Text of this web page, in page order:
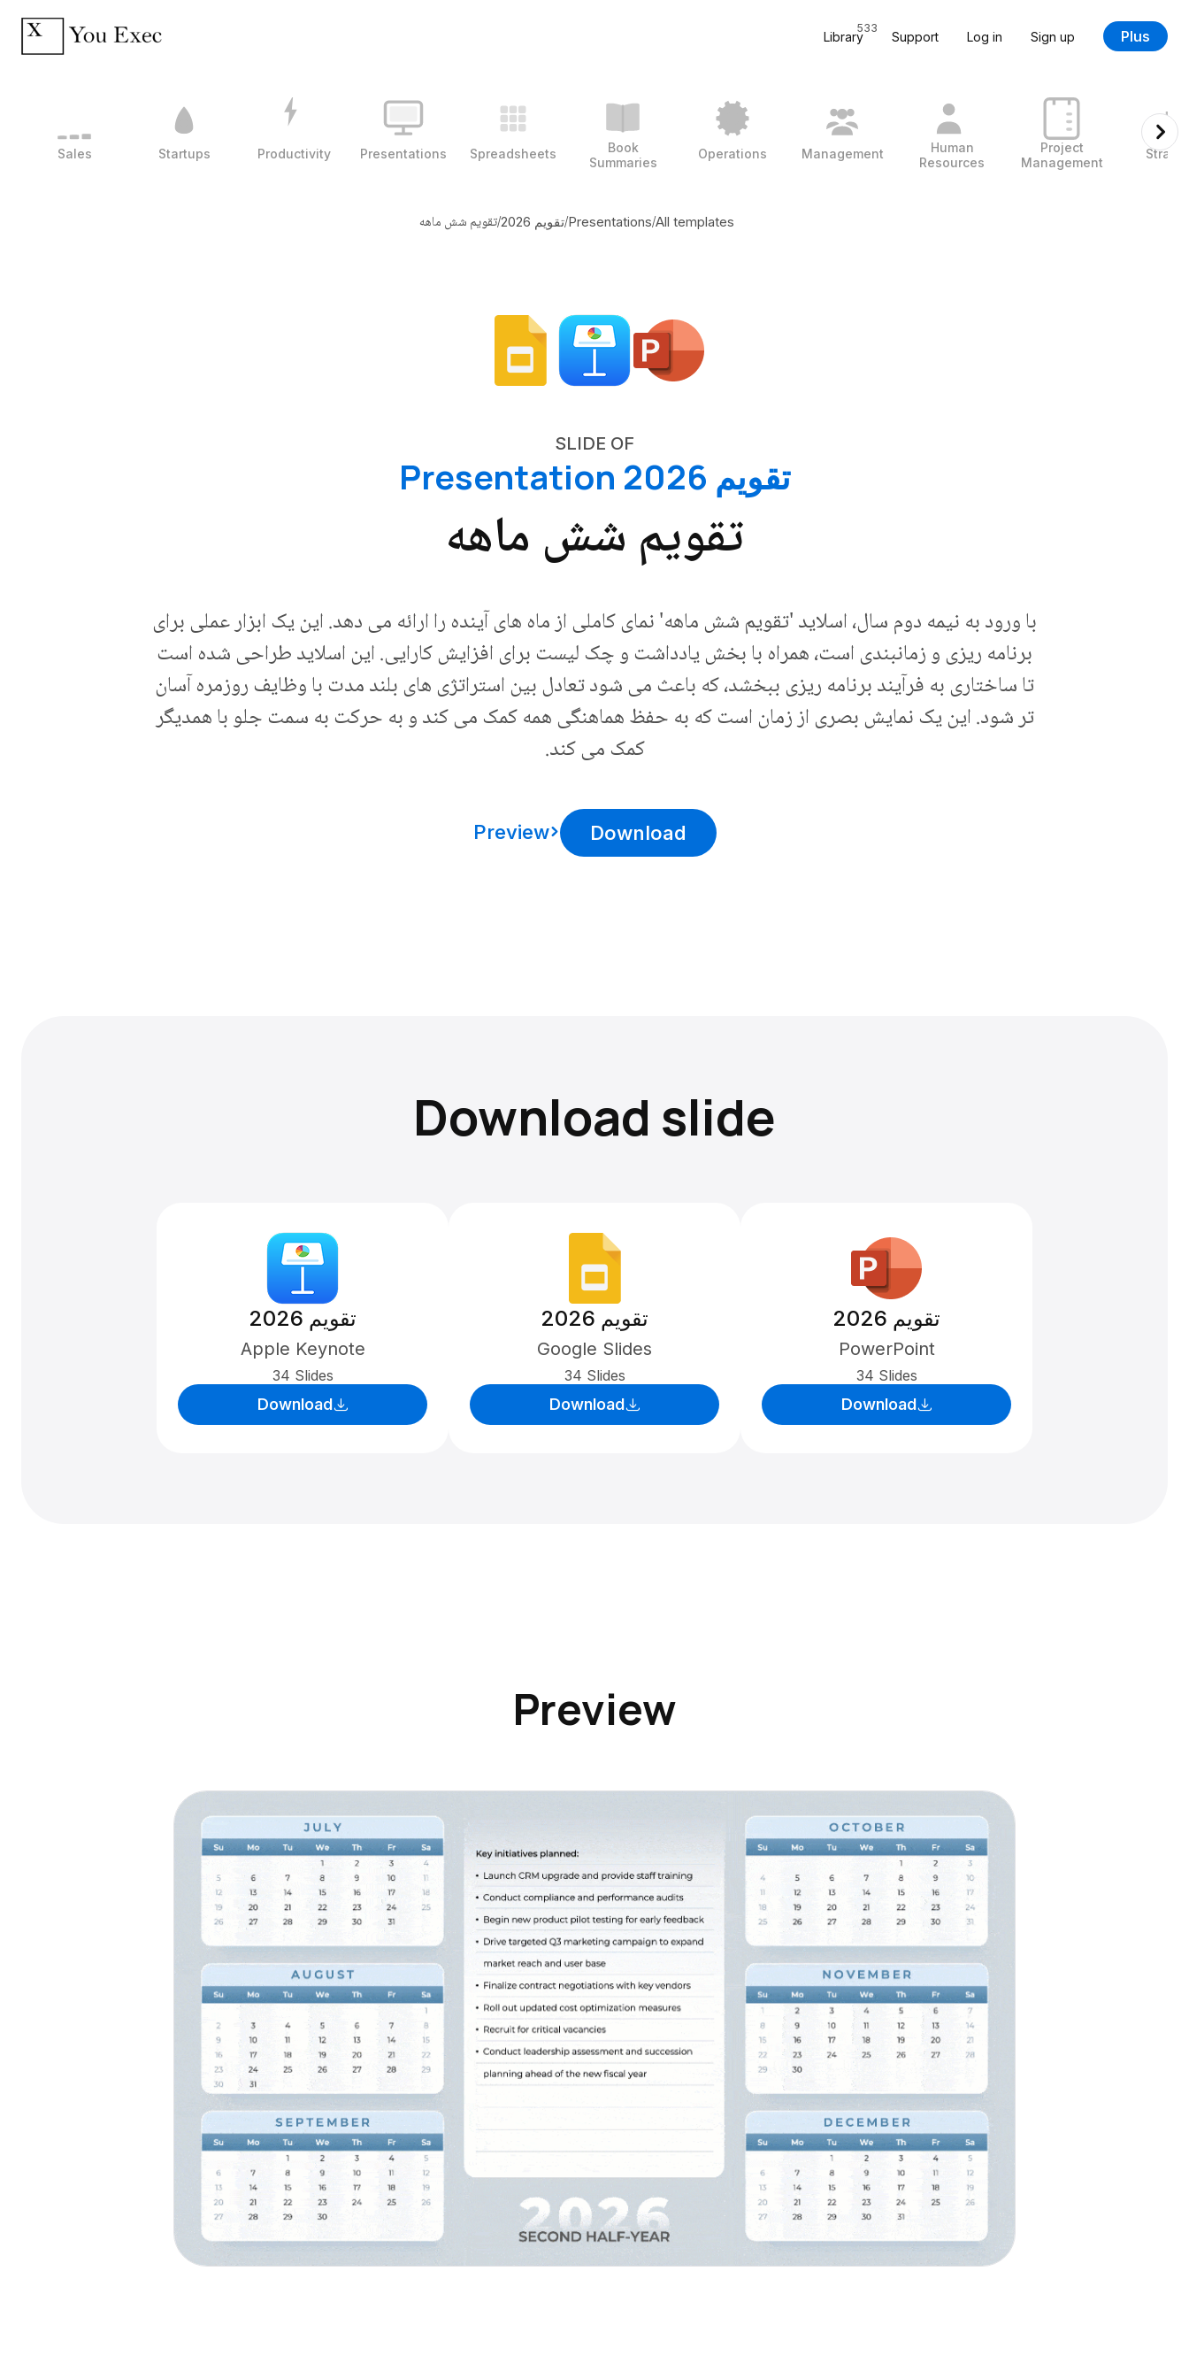
Library
533
Support Log in Sign up Plus
Sales Startups Productivity Presentations Spreadsheets
Book
Summaries
Operations Management
Human
Resources
Project
Management
All templates
/
Presentations
/تقویم 2026 /تقویم شش ماهه
SLIDE OF
تقویم 2026 Presentation
تقویم شش ماهه
با ورود به نیمه دوم سال، اسلاید 'تقویم شش ماهه' نمای کاملی از ماه های آینده را ارائه می دهد. این یک ابزار عملی برای
برنامه ریزی و زمانبندی است، همراه با بخش یادداشت و چک لیست برای افزایش کارایی. این اسلاید طراحی شده است
تا ساختاری به فرآیند برنامه ریزی ببخشد، که باعث می شود تعادل بین استراتژی های بلند مدت با وظایف روزمره آسان
تر شود. این یک نمایش بصری از زمان است که به حفظ هماهنگی همه کمک می کند و به حرکت به سمت جلو با همدیگر
کمک می کند.
Download
Preview
Download slide
تقویم 2026
Apple Keynote
34 Slides
Download
تقویم 2026
Google Slides
34 Slides
Download
تقویم 2026
PowerPoint
34 Slides
Download
Preview